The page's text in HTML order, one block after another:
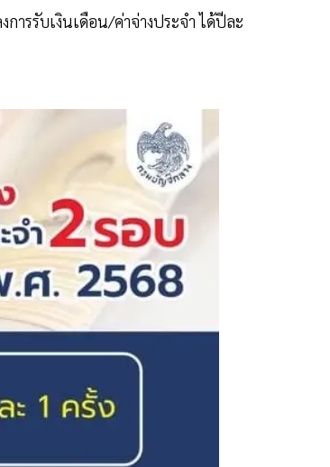
ารรับเงินเดือน/ค่าจ่างประจำ ได้ปีละ